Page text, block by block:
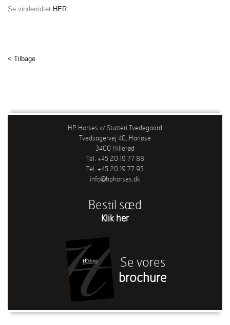
Se vinderridtet HER:
< Tilbage
HP Horses v/ Stutteri Tvedegaard
Tvedsagervej 40, Harløse
3400 Hillerød
Tel. +45 20 19 77 88
Tel. +45 20 19 77 95
info@hphorses.dk
Bestil sæd
Klik her
Se vores
brochure